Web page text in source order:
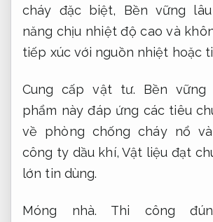
cháy đặc biệt, Bền vững
năng chịu nhiệt độ cao và
tiếp xúc với nguồn nhiệt hoặc
Cung cấp vật tư. Bền vững
phẩm này đáp ứng các tiêu
về phòng chống cháy nổ
công ty dầu khí,Vật liệu đạt
lớn tin dùng.
Móng nhà. Thi công